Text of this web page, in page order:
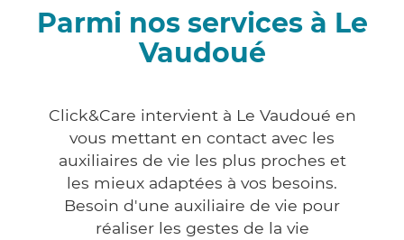
Parmi nos services à Le
Vaudoué
Click&Care intervient à Le Vaudoué en
vous mettant en contact avec les
auxiliaires de vie les plus proches et
les mieux adaptées à vos besoins.
Besoin d'une auxiliaire de vie pour
réaliser les gestes de la vie